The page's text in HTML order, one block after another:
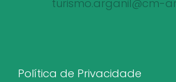
turismo.arganil@cm-
Política de Privacidade